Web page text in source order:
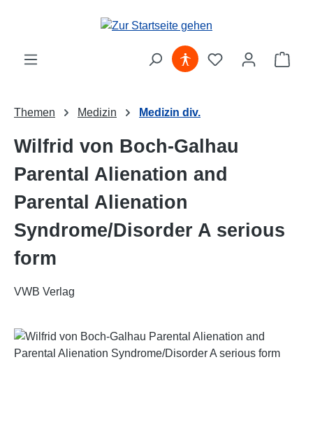
Zum Hauptinhalt springen
Themen Medizin Medizin div.
Wilfrid von Boch-Galhau
Parental Alienation and
Parental Alienation
Syndrome/Disorder A serious
form
VWB Verlag